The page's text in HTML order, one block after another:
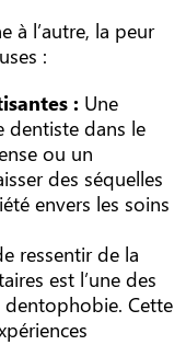
à l’autre, la peur
:
: Une
dentiste dans le
ou un
des séquelles
envers les soins
ressentir de la
est l’une des
dentophobie. Cette